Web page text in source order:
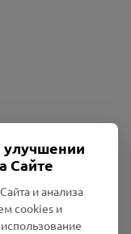
улучшении
Сайте
и анализа
cookies и